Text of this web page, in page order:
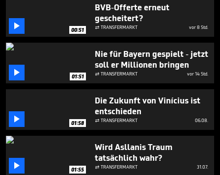
4
seconds
 00:51
BVB-Offerte erneut
gescheitert?
 TRANSFERMARKT vor 8 Std.
 01:51
Nie für Bayern gespielt - jetzt
soll er Millionen bringen
 TRANSFERMARKT vor 14 Std.
 01:58
Die Zukunft von Vinícius ist
entschieden
 TRANSFERMARKT 06.08.
 01:55
Wird Asllanis Traum
tatsächlich wahr?
 TRANSFERMARKT 31.07.